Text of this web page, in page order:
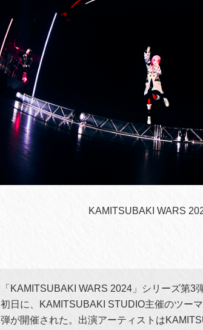
KAMITSUBAKI WARS
「KAMITSUBAKI WARS 2024」シリーズ第
初日に、KAMITSUBAKI STUDIO主催のツー
弾が開催された。出演アーティストは